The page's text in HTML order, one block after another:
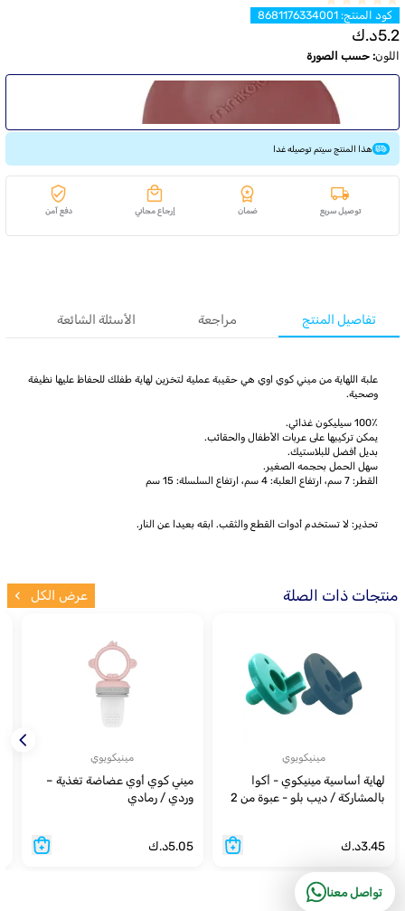
كود المنتج:
8681176334001
5.2د.ك
اللون: حسب الصورة
هذا المنتج سيتم توصيله غدا
توصيل سريع ضمان إرجاع مجاني دفع آمن
تفاصيل المنتج مراجعة الأسئلة الشائعة
علبة اللهاية من ميني كوي اوي هي حقيبة عملية لتخزين لهاية طفلك للحفاظ عليها نظيفة
وصحية.
100٪ سيليكون غذائي.
يمكن تركيبها على عربات الأطفال والحقائب.
بديل أفضل للبلاستيك.
سهل الحمل بحجمه الصغير.
القطر: 7 سم، ارتفاع العلبة: 4 سم، ارتفاع السلسلة: 15 سم
تحذير: لا تستخدم أدوات القطع والثقب. ابقه بعيدا عن النار.
منتجات ذات الصلة عرض الكل
مينيكويوي
لهاية أساسية مينيكوي - أكوا
بالمشاركة / ديب بلو - عبوة من 2
3.45د.ك
مينيكويوي
ميني كوي أوي عضاضة تغذية –
وردي / رمادي
5.05د.ك
تواصل معنا